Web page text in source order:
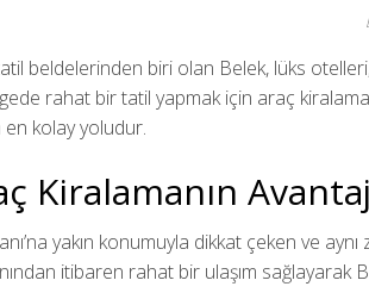
beldelerinden biri olan Belek, lüks
rahat bir tatil yapmak için araç
kolay yoludur.
Kiralamanın
yakın konumuyla dikkat çeken ve
itibaren rahat bir ulaşım sağlayarak